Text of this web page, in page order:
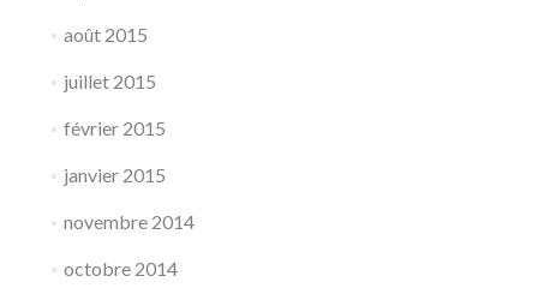
août 2015
juillet 2015
février 2015
janvier 2015
novembre 2014
octobre 2014